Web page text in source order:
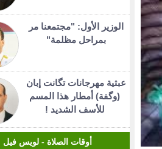
الوزير الأول: "مجتمعنا مر
بمراحل مظلمة"
عبثية مهرجانات تگانت إبان
(وگفة) أمطار هذا المسم
للأسف الشديد !
أوقات الصلاة - لويس فيل